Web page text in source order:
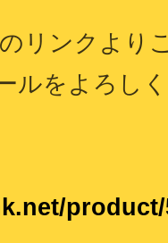
リンクより
ルをよろし